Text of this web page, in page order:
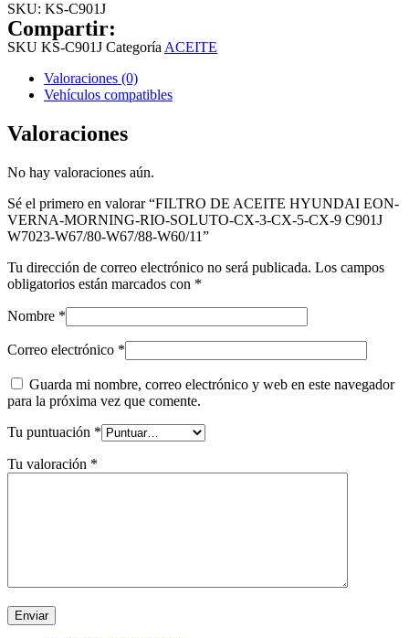
SKU: KS-C901J
Compartir:
SKU KS-C901J Categoría ACEITE
Valoraciones (0)
Vehículos compatibles
Valoraciones
No hay valoraciones aún.
Sé el primero en valorar “FILTRO DE ACEITE HYUNDAI EON-
VERNA-MORNING-RIO-SOLUTO-CX-3-CX-5-CX-9 C901J
W7023-W67/80-W67/88-W60/11”
Tu dirección de correo electrónico no será publicada. Los campos
obligatorios están marcados con *
Nombre *
Correo electrónico *
Guarda mi nombre, correo electrónico y web en este navegador
para la próxima vez que comente.
Tu puntuación *
Tu valoración *